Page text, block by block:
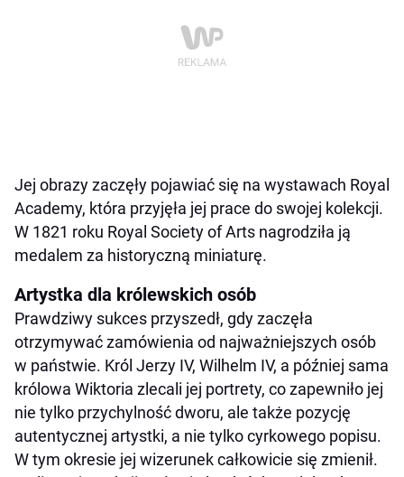
Jej obrazy zaczęły pojawiać się na wystawach Royal
Academy, która przyjęła jej prace do swojej kolekcji.
W 1821 roku Royal Society of Arts nagrodziła ją
medalem za historyczną miniaturę.
Artystka dla królewskich osób
Prawdziwy sukces przyszedł, gdy zaczęła
otrzymywać zamówienia od najważniejszych osób
w państwie. Król Jerzy IV, Wilhelm IV, a później sama
królowa Wiktoria zlecali jej portrety, co zapewniło jej
nie tylko przychylność dworu, ale także pozycję
autentycznej artystki, a nie tylko cyrkowego popisu.
W tym okresie jej wizerunek całkowicie się zmienił.